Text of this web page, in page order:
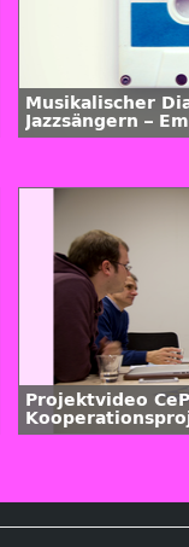
Musikalischer
Jazzsängern –
Yasmina Zack
Projektvideo
Universität